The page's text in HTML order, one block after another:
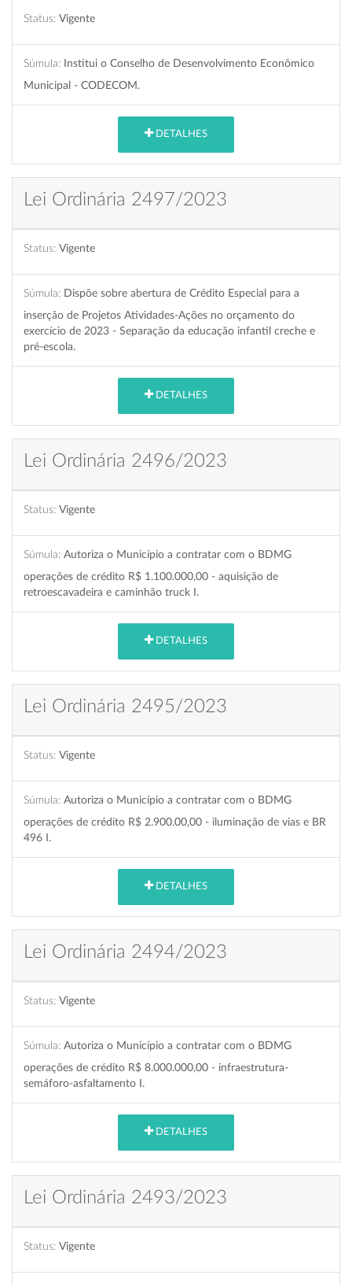
Status: Vigente
Súmula: Institui o Conselho de Desenvolvimento Econômico
Municipal - CODECOM.
DETALHES
Lei Ordinária 2497/2023
Status: Vigente
Súmula: Dispõe sobre abertura de Crédito Especial para a
inserção de Projetos Atividades-Ações no orçamento do
exercício de 2023 - Separação da educação infantil creche e
pré-escola.
DETALHES
Lei Ordinária 2496/2023
Status: Vigente
Súmula: Autoriza o Município a contratar com o BDMG
operações de crédito R$ 1.100.000,00 - aquisição de
retroescavadeira e caminhão truck I.
DETALHES
Lei Ordinária 2495/2023
Status: Vigente
Súmula: Autoriza o Município a contratar com o BDMG
operações de crédito R$ 2.900.00,00 - iluminação de vias e BR
496 I.
DETALHES
Lei Ordinária 2494/2023
Status: Vigente
Súmula: Autoriza o Município a contratar com o BDMG
operações de crédito R$ 8.000.000,00 - infraestrutura-
semáforo-asfaltamento I.
DETALHES
Lei Ordinária 2493/2023
Status: Vigente